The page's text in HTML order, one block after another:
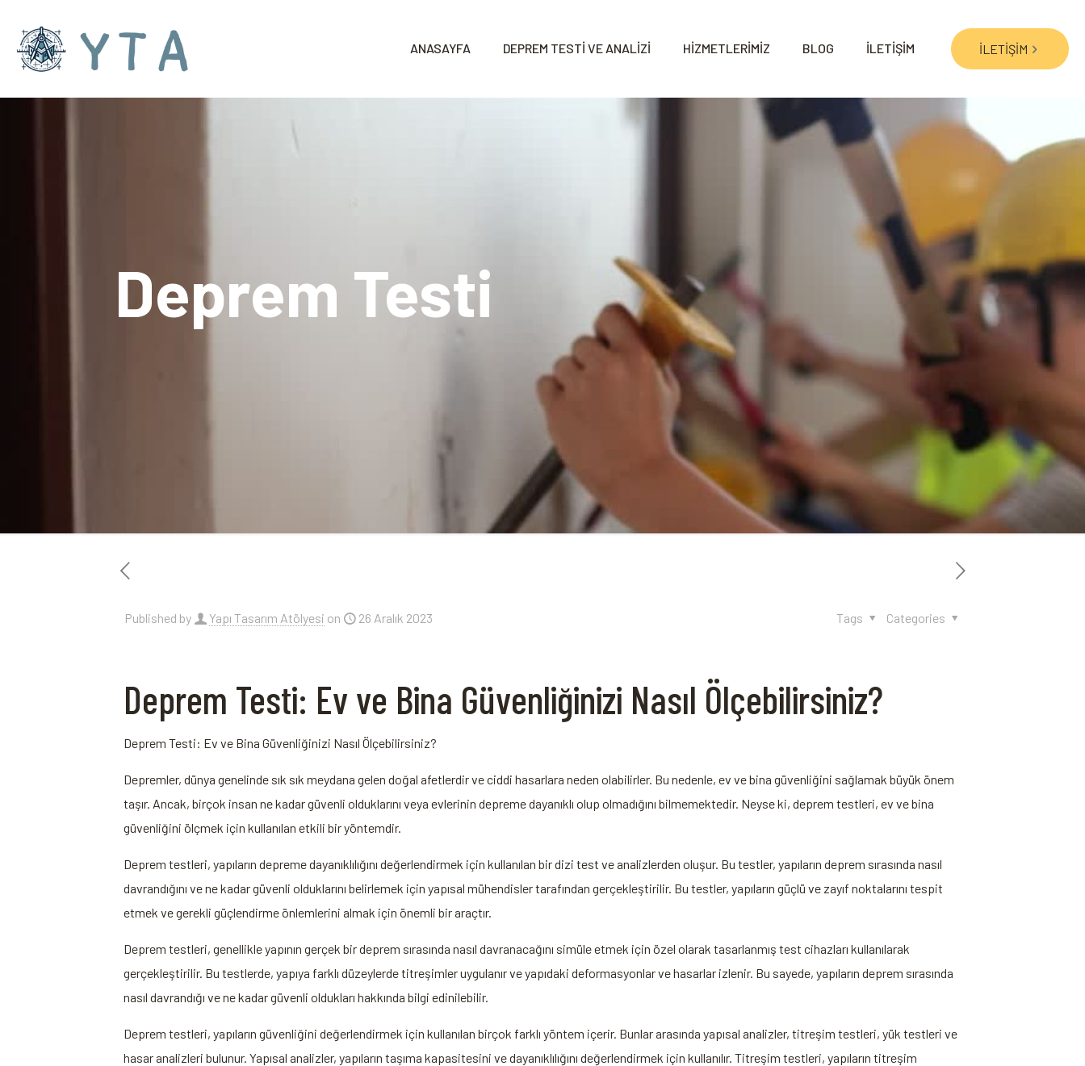
ANASAYFA DEPREM TESTİ VE ANALİZİ HİZMETLERİMİZ BLOG İLETİŞİM İLETİŞİM
Deprem Testi
Published by Yapı Tasarım Atölyesi on 26 Aralık 2023 Categories
Tags
Deprem Testi: Ev ve Bina Güvenliğinizi Nasıl Ölçebilirsiniz?
Deprem Testi: Ev ve Bina Güvenliğinizi Nasıl Ölçebilirsiniz?
Depremler, dünya genelinde sık sık meydana gelen doğal afetlerdir ve ciddi hasarlara neden olabilirler. Bu nedenle, ev ve bina güvenliğini sağlamak büyük önem
taşır. Ancak, birçok insan ne kadar güvenli olduklarını veya evlerinin depreme dayanıklı olup olmadığını bilmemektedir. Neyse ki, deprem testleri, ev ve bina
güvenliğini ölçmek için kullanılan etkili bir yöntemdir.
Deprem testleri, yapıların depreme dayanıklılığını değerlendirmek için kullanılan bir dizi test ve analizlerden oluşur. Bu testler, yapıların deprem sırasında nasıl
davrandığını ve ne kadar güvenli olduklarını belirlemek için yapısal mühendisler tarafından gerçekleştirilir. Bu testler, yapıların güçlü ve zayıf noktalarını tespit
etmek ve gerekli güçlendirme önlemlerini almak için önemli bir araçtır.
Deprem testleri, genellikle yapının gerçek bir deprem sırasında nasıl davranacağını simüle etmek için özel olarak tasarlanmış test cihazları kullanılarak
gerçekleştirilir. Bu testlerde, yapıya farklı düzeylerde titreşimler uygulanır ve yapıdaki deformasyonlar ve hasarlar izlenir. Bu sayede, yapıların deprem sırasında
nasıl davrandığı ve ne kadar güvenli oldukları hakkında bilgi edinilebilir.
Deprem testleri, yapıların güvenliğini değerlendirmek için kullanılan birçok farklı yöntem içerir. Bunlar arasında yapısal analizler, titreşim testleri, yük testleri ve
hasar analizleri bulunur. Yapısal analizler, yapıların taşıma kapasitesini ve dayanıklılığını değerlendirmek için kullanılır. Titreşim testleri, yapıların titreşim